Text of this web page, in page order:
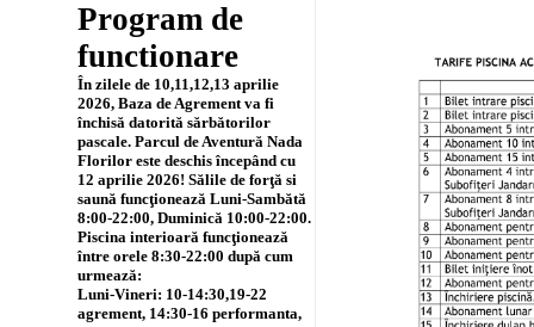
Program de
functionare
În zilele de 10,11,12,13 aprilie
2026, Baza de Agrement va fi
închisă datorită sărbătorilor
pascale. Parcul de Aventură Nada
Florilor este deschis începând cu
12 aprilie 2026! Sălile de forţă si
saună funcţionează Luni-Sambătă
8:00-22:00, Duminică 10:00-22:00.
Piscina interioară funcţionează
între orele 8:30-22:00 după cum
urmează:
Luni-Vineri: 10-14:30,19-22
agrement, 14:30-16 performanta,